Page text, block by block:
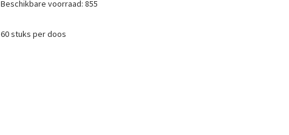
Beschikbare voorraad: 855
60 stuks per doos